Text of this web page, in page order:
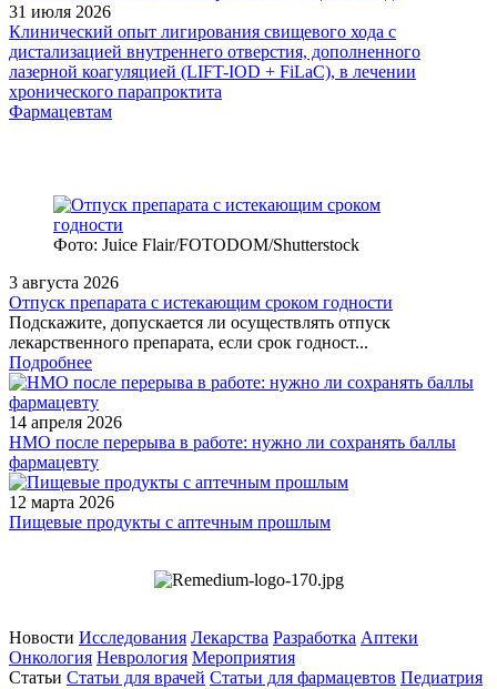
31 июля 2026
Клинический опыт лигирования свищевого хода с
дистализацией внутреннего отверстия, дополненного
лазерной коагуляцией (LIFT-IOD + FiLaC), в лечении
хронического парапроктита
Фармацевтам
Фото: Juice Flair/FOTODOM/Shutterstoсk
3 августа 2026
Отпуск препарата с истекающим сроком годности
Подскажите, допускается ли осуществлять отпуск
лекарственного препарата, если срок годност...
Подробнее
14 апреля 2026
НМО после перерыва в работе: нужно ли сохранять баллы
фармацевту
12 марта 2026
Пищевые продукты с аптечным прошлым
Новости Исследования Лекарства Разработка Аптеки
Онкология Неврология Мероприятия
Статьи Статьи для врачей Статьи для фармацевтов Педиатрия